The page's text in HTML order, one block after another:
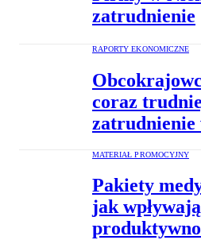
zatrudnienie
RAPORTY EKONOMICZNE
coraz
zatrudnienie
MATERIAŁ PROMOCYJNY
Pakiety
jak